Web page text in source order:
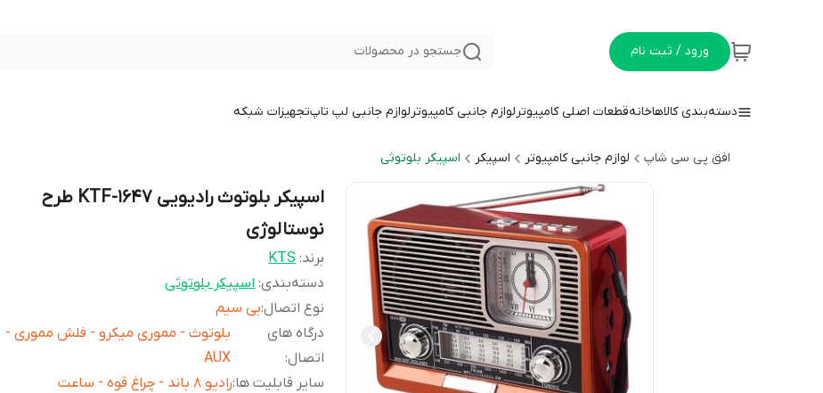
ورود / ثبت نام جستجو در محصولات
دسته‌بندی کالاهاخانهقطعات اصلی کامپیوترلوازم جانبی کامپیوترلوازم جانبی لپ تاپتجهیزات شبکه
افق پی سی شاپ لوازم جانبی کامپیوتر اسپیکر اسپیکر بلوتوثی
اسپیکر بلوتوث رادیویی KTF-1647 طرح
نوستالوژی
برند: KTS
دسته‌بندی:اسپیکر بلوتوثی
نوع اتصال:بی سیم
درگاه های
اتصال:
بلوتوث - مموری میکرو - فلش مموری -
AUX
سایر قابلیت ها:رادیو 8 باند - چراغ قوه - ساعت